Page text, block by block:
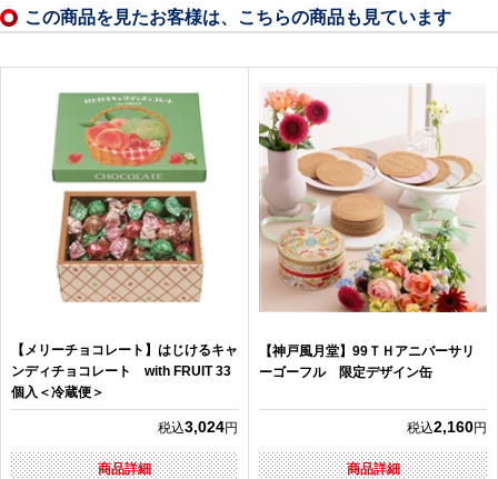
この商品を見たお客様は、こちらの商品も見ています
【メリーチョコレート】はじけるキャ
ンディチョコレート with FRUIT 33
個入＜冷蔵便＞
税込3,024円
商品詳細
【神戸風月堂】99ＴＨアニバーサリ
ーゴーフル 限定デザイン缶
税込2,160円
商品詳細